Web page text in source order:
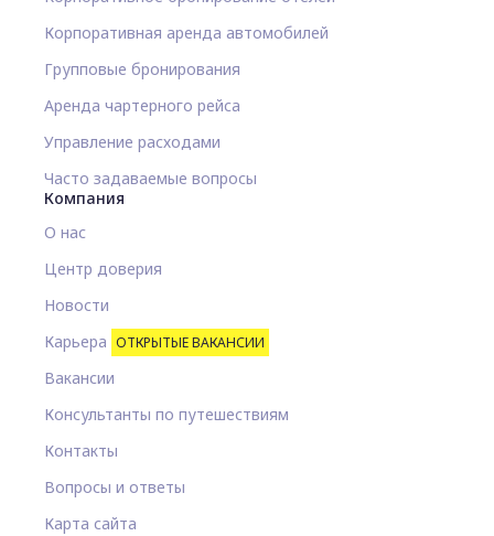
Корпоративная аренда автомобилей
Групповые бронирования
Аренда чартерного рейса
Управление расходами
Часто задаваемые вопросы
Компания
О нас
Центр доверия
Новости
Карьера ОТКРЫТЫЕ ВАКАНСИИ
Вакансии
Консультанты по путешествиям
Контакты
Вопросы и ответы
Карта сайта